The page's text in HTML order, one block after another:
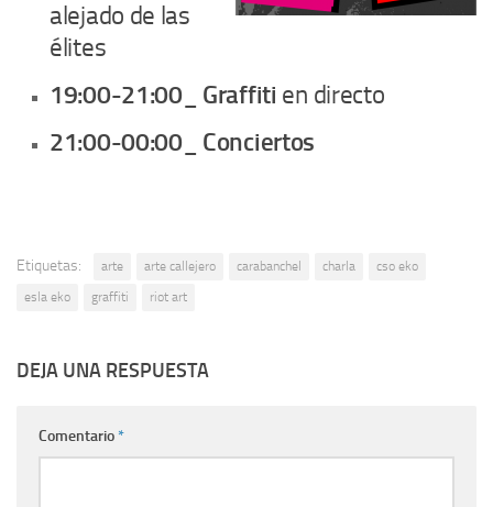
alejado de las
élites
19:00-21:00_ Graffiti en directo
21:00-00:00_ Conciertos
Etiquetas: arte arte callejero carabanchel charla
cso eko
esla eko
graffiti riot art
DEJA UNA RESPUESTA
Comentario*